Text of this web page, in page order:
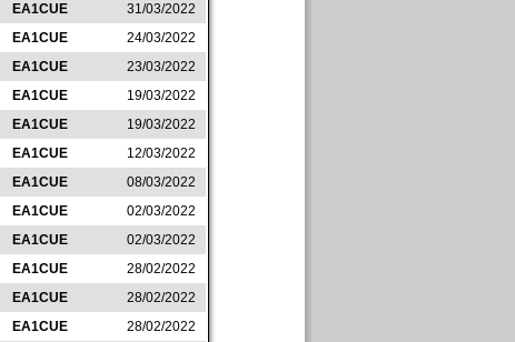
EA1CUE
31/03/2022
EA1CUE
24/03/2022
EA1CUE
23/03/2022
EA1CUE
19/03/2022
EA1CUE
19/03/2022
EA1CUE
12/03/2022
EA1CUE
08/03/2022
EA1CUE
02/03/2022
EA1CUE
02/03/2022
EA1CUE
28/02/2022
EA1CUE
28/02/2022
EA1CUE
28/02/2022